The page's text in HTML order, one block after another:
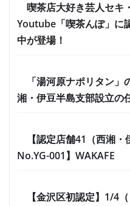
喫茶店大好き芸人セキ
Youtube「喫茶んぽ」に
中が登場！
「湯河原ナポリタン
湘・伊豆半島支部設立の
【認定店舗41（西湘
No.YG-001】WAKAFE
【金沢区初認定】1/4